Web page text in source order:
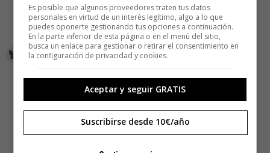
Es posible que algunos proveedores traten tus datos
personales en virtud de un interés legítimo, algo a lo que
puedes oponerte gestionando tus opciones a continuación.
En la parte inferior de esta página o en el menú del sitio,
busca un enlace para gestionar o retirar el consentimiento en
la configuración de privacidad y cookies.
Aceptar y seguir GRATIS
Suscribirse desde 10€/año